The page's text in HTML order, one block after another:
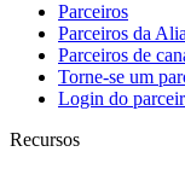
Parceiros
Parceiros da
Parceiros de
Torne-se um
Login do
Recursos